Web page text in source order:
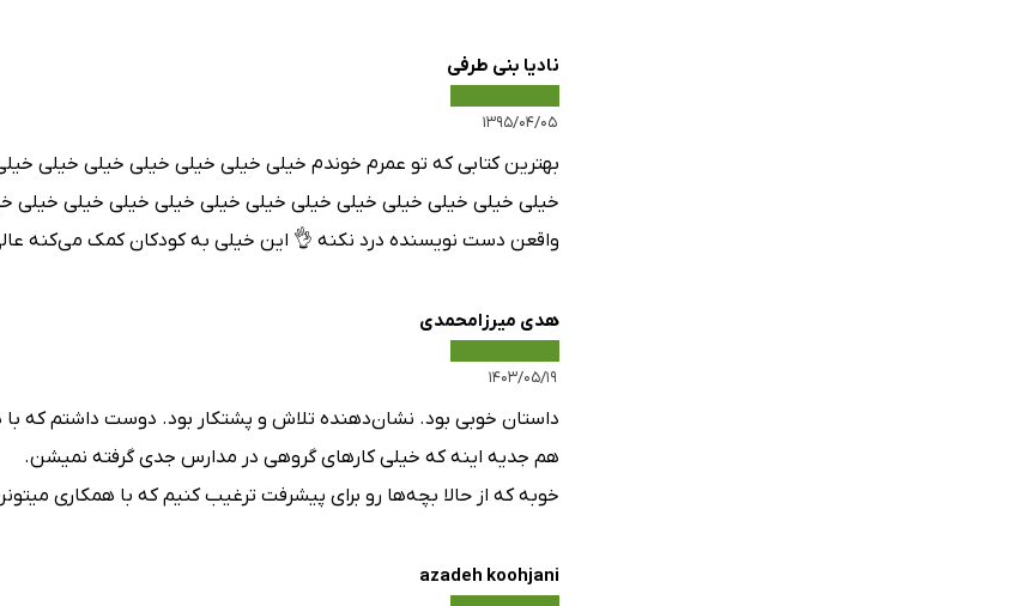
نادیا بنی طرفی
۱۳۹۵/۰۴/۰۵
بهترین کتابی که تو عمرم خوندم خیلی خیلی خیلی خیلی خیلی خیلی
خیلی خیلی خیلی خیلی خیلی خیلی خیلی خیلی خیلی خیلی خیلی
واقعن دست نویسنده درد نکنه 👌 این خیلی به کودکان کمک می‌کنه
هدی میرزامحمدی
۱۴۰۳/۰۵/۱۹
داستان خوبی بود. نشان‌دهنده تلاش و پشتکار بود. دوست داشتم که
هم جدیه اینه که خیلی کارهای گروهی در مدارس جدی گرفته نمیشن.
خوبه که از حالا بچه‌ها رو برای پیشرفت ترغیب کنیم که با همکاری
azadeh koohjani